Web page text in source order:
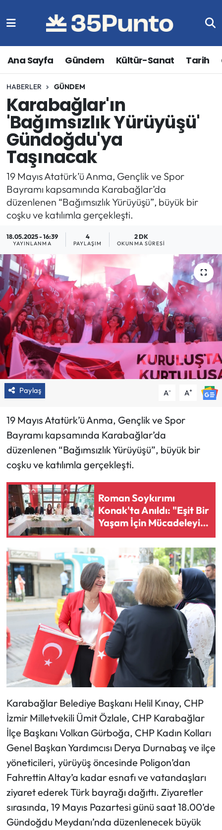
Ana Sayfa Gündem Kültür-Sanat Tarih
HABERLER GÜNDEM
Karabağlar'ın
'Bağımsızlık Yürüyüşü'
Gündoğdu'ya
Taşınacak
19 Mayıs Atatürk’ü Anma, Gençlik ve Spor
Bayramı kapsamında Karabağlar’da
düzenlenen “Bağımsızlık Yürüyüşü”, büyük bir
coşku ve katılımla gerçekleşti.
18.05.2025 - 16:39
YAYINLANMA
4
PAYLAŞIM
2 DK
OKUNMA SÜRESI
Paylaş A- A+
19 Mayıs Atatürk’ü Anma, Gençlik ve Spor
Bayramı kapsamında Karabağlar’da
düzenlenen “Bağımsızlık Yürüyüşü”, büyük bir
coşku ve katılımla gerçekleşti.
Roman Soykırımı
Konak'ta Anıldı: "Eşit Bir
Yaşam İçin Mücadeleyi
Sürdüreceğiz"
Karabağlar Belediye Başkanı Helil Kınay, CHP
İzmir Milletvekili Ümit Özlale, CHP Karabağlar
İlçe Başkanı Volkan Gürboğa, CHP Kadın Kolları
Genel Başkan Yardımcısı Derya Durnabaş ve ilçe
yöneticileri, yürüyüş öncesinde Poligon’dan
Fahrettin Altay’a kadar esnafı ve vatandaşları
ziyaret ederek Türk bayrağı dağıttı. Ziyaretler
sırasında, 19 Mayıs Pazartesi günü saat 18.00’de
Gündoğdu Meydanı’nda düzenlenecek büyük